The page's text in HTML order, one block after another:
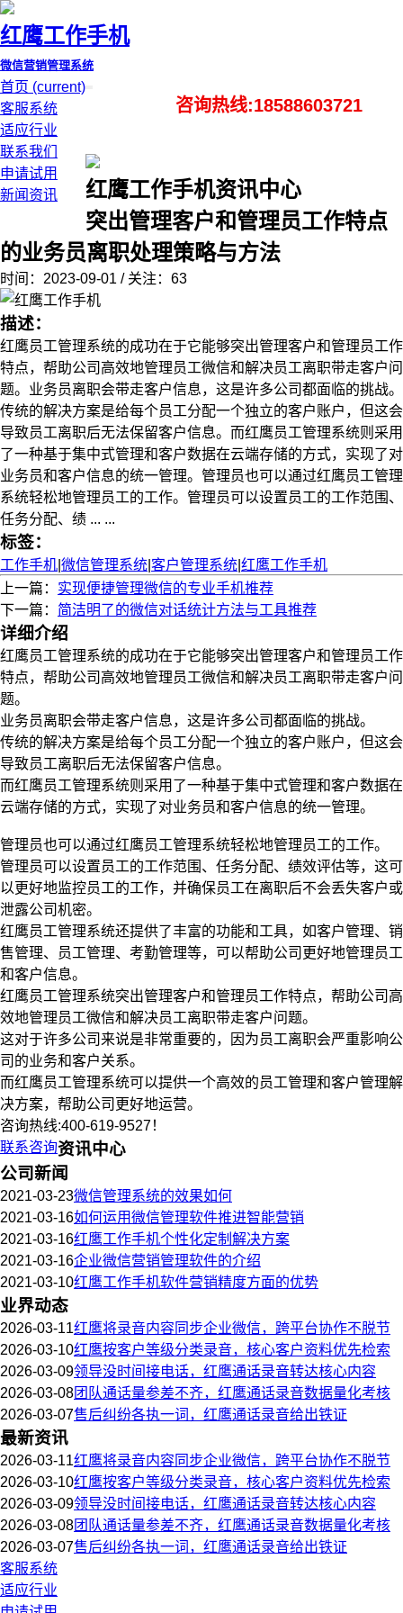
红鹰工作手机
微信营销管理系统
首页 (current)
客服系统
适应行业
联系我们
申请试用
新闻资讯
咨询热线:18588603721
红鹰工作手机资讯中心
突出管理客户和管理员工作特点
的业务员离职处理策略与方法
时间：2023-09-01 / 关注：63
描述：
红鹰员工管理系统的成功在于它能够突出管理客户和管理员工作
特点，帮助公司高效地管理员工微信和解决员工离职带走客户问
题。业务员离职会带走客户信息，这是许多公司都面临的挑战。
传统的解决方案是给每个员工分配一个独立的客户账户，但这会
导致员工离职后无法保留客户信息。而红鹰员工管理系统则采用
了一种基于集中式管理和客户数据在云端存储的方式，实现了对
业务员和客户信息的统一管理。管理员也可以通过红鹰员工管理
系统轻松地管理员工的工作。管理员可以设置员工的工作范围、
任务分配、绩 ... ...
标签：
工作手机 微信管理系统 客户管理系统 红鹰工作手机
上一篇： 实现便捷管理微信的专业手机推荐
下一篇： 简洁明了的微信对话统计方法与工具推荐
详细介绍
红鹰员工管理系统的成功在于它能够突出管理客户和管理员工作
特点，帮助公司高效地管理员工微信和解决员工离职带走客户问
题。
业务员离职会带走客户信息，这是许多公司都面临的挑战。
传统的解决方案是给每个员工分配一个独立的客户账户，但这会
导致员工离职后无法保留客户信息。
而红鹰员工管理系统则采用了一种基于集中式管理和客户数据在
云端存储的方式，实现了对业务员和客户信息的统一管理。
管理员也可以通过红鹰员工管理系统轻松地管理员工的工作。
管理员可以设置员工的工作范围、任务分配、绩效评估等，这可
以更好地监控员工的工作，并确保员工在离职后不会丢失客户或
泄露公司机密。
红鹰员工管理系统还提供了丰富的功能和工具，如客户管理、销
售管理、员工管理、考勤管理等，可以帮助公司更好地管理员工
和客户信息。
红鹰员工管理系统突出管理客户和管理员工作特点，帮助公司高
效地管理员工微信和解决员工离职带走客户问题。
这对于许多公司来说是非常重要的，因为员工离职会严重影响公
司的业务和客户关系。
而红鹰员工管理系统可以提供一个高效的员工管理和客户管理解
决方案，帮助公司更好地运营。
咨询热线:400-619-9527！
联系咨询资讯中心
公司新闻
2021-03-23微信管理系统的效果如何
2021-03-16如何运用微信管理软件推进智能营销
2021-03-16红鹰工作手机个性化定制解决方案
2021-03-16企业微信营销管理软件的介绍
2021-03-10红鹰工作手机软件营销精度方面的优势
业界动态
2026-03-11红鹰将录音内容同步企业微信，跨平台协作不脱节
2026-03-10红鹰按客户等级分类录音，核心客户资料优先检索
2026-03-09领导没时间接电话，红鹰通话录音转达核心内容
2026-03-08团队通话量参差不齐，红鹰通话录音数据量化考核
2026-03-07售后纠纷各执一词，红鹰通话录音给出铁证
最新资讯
2026-03-11红鹰将录音内容同步企业微信，跨平台协作不脱节
2026-03-10红鹰按客户等级分类录音，核心客户资料优先检索
2026-03-09领导没时间接电话，红鹰通话录音转达核心内容
2026-03-08团队通话量参差不齐，红鹰通话录音数据量化考核
2026-03-07售后纠纷各执一词，红鹰通话录音给出铁证
客服系统
适应行业